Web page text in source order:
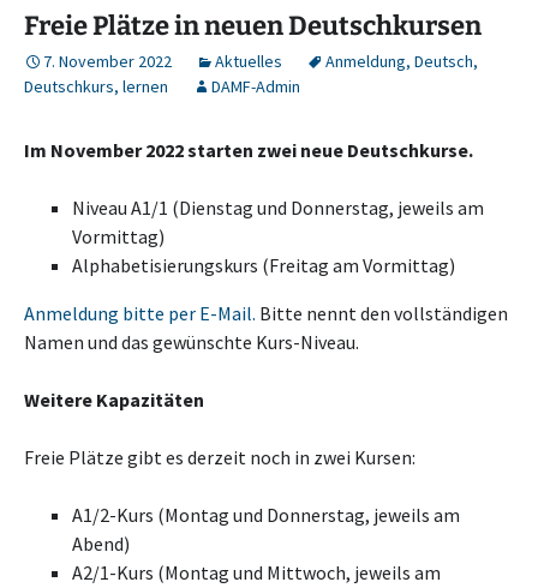
Freie Plätze in neuen Deutschkursen
7. November 2022 Aktuelles Anmeldung, Deutsch,
Deutschkurs, lernen DAMF-Admin
Im November 2022 starten zwei neue Deutschkurse.
Niveau A1/1 (Dienstag und Donnerstag, jeweils am
Vormittag)
Alphabetisierungskurs (Freitag am Vormittag)
Anmeldung bitte per E-Mail. Bitte nennt den vollständigen
Namen und das gewünschte Kurs-Niveau.
Weitere Kapazitäten
Freie Plätze gibt es derzeit noch in zwei Kursen:
A1/2-Kurs (Montag und Donnerstag, jeweils am
Abend)
A2/1-Kurs (Montag und Mittwoch, jeweils am